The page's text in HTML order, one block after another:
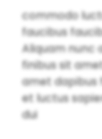
commodo
faucibus
Aliquam nunc
finibus sit
amet dapibus
et luctus
dui